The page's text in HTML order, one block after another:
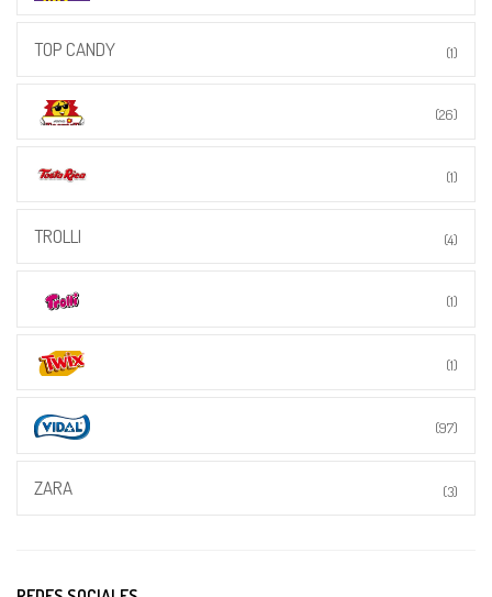
TOP CANDY (1)
(26)
(1)
TROLLI (4)
(1)
(1)
(97)
ZARA (3)